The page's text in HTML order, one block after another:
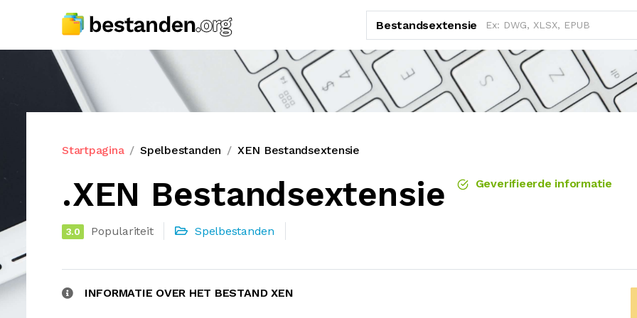
Bestandsextensie
Startpagina Spelbestanden XEN Bestandsextensie
.XEN Bestandsextensie Geverifieerde informatie
3.0 Populariteit Spelbestanden
INFORMATIE OVER HET BESTAND XEN